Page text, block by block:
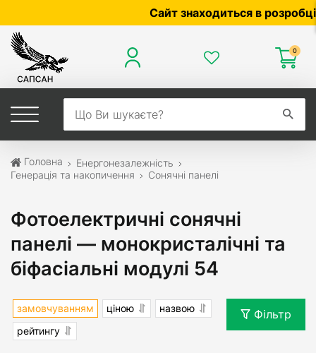
Сайт знаходиться в розробці — по
0
Головна
Енергонезалежність
Генерація та накопичення
Сонячні панелі
Фотоелектричні сонячні
панелі — монокристалічні та
біфасіальні модулі 54
замовчуванням ціною
назвою
рейтингу
Фільтр